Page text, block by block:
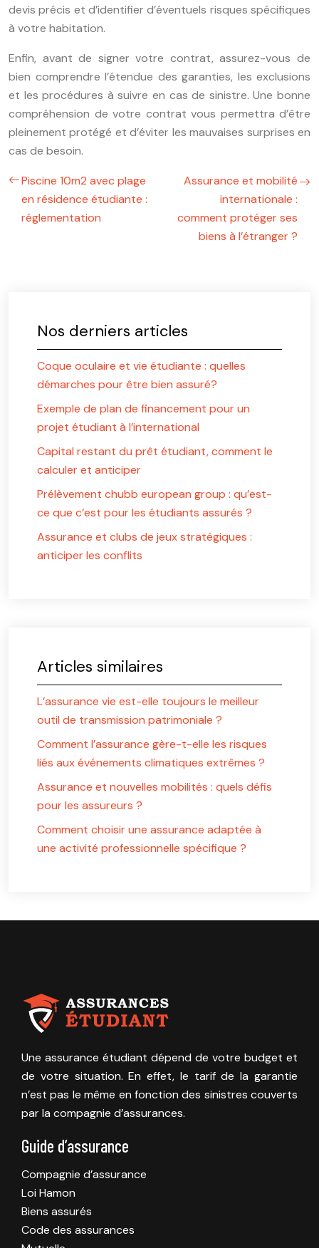
devis précis et d’identifier d’éventuels risques spécifiques
à votre habitation.
Enfin, avant de signer votre contrat, assurez-vous de
bien comprendre l’étendue des garanties, les exclusions
et les procédures à suivre en cas de sinistre. Une bonne
compréhension de votre contrat vous permettra d’être
pleinement protégé et d’éviter les mauvaises surprises en
cas de besoin.
Piscine 10m2 avec plage
en résidence étudiante :
réglementation
Assurance et mobilité
internationale :
comment protéger ses
biens à l’étranger ?
Nos derniers articles
Coque oculaire et vie étudiante : quelles
démarches pour être bien assuré?
Exemple de plan de financement pour un
projet étudiant à l’international
Capital restant du prêt étudiant, comment le
calculer et anticiper
Prélèvement chubb european group : qu’est-
ce que c’est pour les étudiants assurés ?
Assurance et clubs de jeux stratégiques :
anticiper les conflits
Articles similaires
L’assurance vie est-elle toujours le meilleur
outil de transmission patrimoniale ?
Comment l’assurance gère-t-elle les risques
liés aux événements climatiques extrêmes ?
Assurance et nouvelles mobilités : quels défis
pour les assureurs ?
Comment choisir une assurance adaptée à
une activité professionnelle spécifique ?
Une assurance étudiant dépend de votre budget et
de votre situation. En effet, le tarif de la garantie
n’est pas le même en fonction des sinistres couverts
par la compagnie d’assurances.
Guide d’assurance
Compagnie d’assurance
Loi Hamon
Biens assurés
Code des assurances